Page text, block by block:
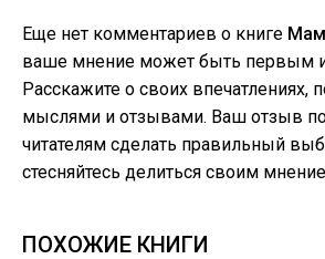
Еще нет комментариев о книге
ваше мнение может быть первым
Расскажите о своих впечатлениях,
мыслями и отзывами. Ваш отзыв
читателям сделать правильный
стесняйтесь делиться своим
ПОХОЖИЕ КНИГИ